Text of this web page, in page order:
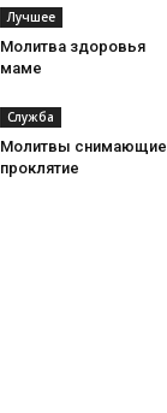
Лучшее
Молитва здоровья
маме
Служба
Молитвы снимающие
проклятие